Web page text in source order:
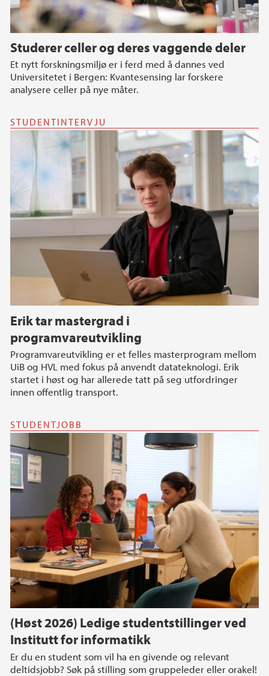
Studerer celler og deres vaggende deler
Et nytt forskningsmiljø er i ferd med å dannes ved
Universitetet i Bergen: Kvantesensing lar forskere
analysere celler på nye måter.
STUDENTINTERVJU
Erik tar mastergrad i
programvareutvikling
Programvareutvikling er et felles masterprogram mellom
UiB og HVL med fokus på anvendt datateknologi. Erik
startet i høst og har allerede tatt på seg utfordringer
innen offentlig transport.
STUDENTJOBB
(Høst 2026) Ledige studentstillinger ved
Institutt for informatikk
Er du en student som vil ha en givende og relevant
deltidsjobb? Søk på stilling som gruppeleder eller orakel!